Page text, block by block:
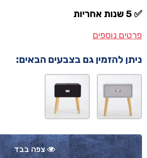
✅ 5 שנות אחריות
פרטים נוספים
ניתן להזמין גם בצבעים הבאים:
צפה בבד